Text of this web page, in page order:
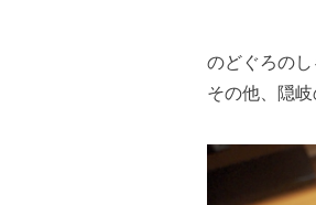
のどぐろのし
その他、隠